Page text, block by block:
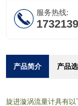
服务热线:
产品简介 产品
旋进漩涡流量计具有以